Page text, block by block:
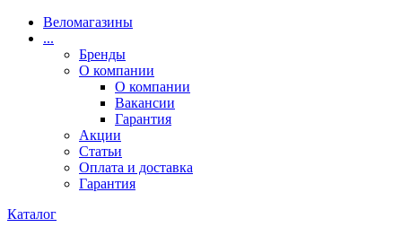
Веломагазины
...
Бренды
О компании
О компании
Вакансии
Гарантия
Акции
Статьи
Оплата и доставка
Гарантия
Каталог